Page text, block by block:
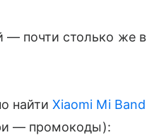
— почти столько же
найтиXiaomi Mi
— промокоды):